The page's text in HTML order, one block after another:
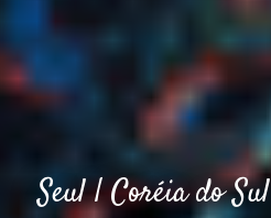
Seul | Coréia do Sul